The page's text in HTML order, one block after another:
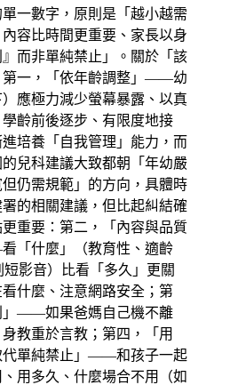
一數字，原則是「越小越需
容比時間更重要、家長以身
而非單純禁止」。關於「該
第一，「依年齡調整」——幼
應極力減少螢幕暴露、以真
齡前後逐步、有限度地接
培養「自我管理」能力，而
兒科建議大致都朝「年幼嚴
仍需規範」的方向，具體時
的相關建議，但比起糾結確
重要：第二，「內容與品質
「什麼」（教育性、適齡
影音）比看「多久」更關
什麼、注意網路安全；第
」——如果爸媽自己機不離
教重於言教；第四，「用
代單純禁止」——和孩子一起
用多久、什麼場合不用（如